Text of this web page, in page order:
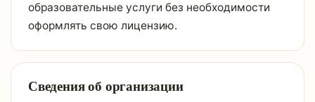
образовательные услуги без необходимости
оформлять свою лицензию.
Сведения об организации